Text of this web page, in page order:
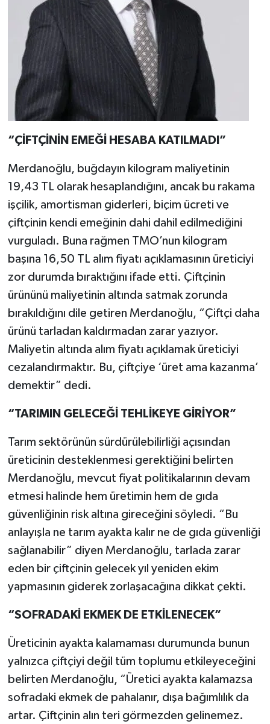
“ÇİFTÇİNİN EMEĞİ HESABA KATILMADI”
Merdanoğlu, buğdayın kilogram maliyetinin
19,43 TL olarak hesaplandığını, ancak bu rakama
işçilik, amortisman giderleri, biçim ücreti ve
çiftçinin kendi emeğinin dahi dahil edilmediğini
vurguladı. Buna rağmen TMO’nun kilogram
başına 16,50 TL alım fiyatı açıklamasının üreticiyi
zor durumda bıraktığını ifade etti. Çiftçinin
ürününü maliyetinin altında satmak zorunda
bırakıldığını dile getiren Merdanoğlu, “Çiftçi daha
ürünü tarladan kaldırmadan zarar yazıyor.
Maliyetin altında alım fiyatı açıklamak üreticiyi
cezalandırmaktır. Bu, çiftçiye ‘üret ama kazanma’
demektir” dedi.
“TARIMIN GELECEĞİ TEHLİKEYE GİRİYOR”
Tarım sektörünün sürdürülebilirliği açısından
üreticinin desteklenmesi gerektiğini belirten
Merdanoğlu, mevcut fiyat politikalarının devam
etmesi halinde hem üretimin hem de gıda
güvenliğinin risk altına gireceğini söyledi. “Bu
anlayışla ne tarım ayakta kalır ne de gıda güvenliği
sağlanabilir” diyen Merdanoğlu, tarlada zarar
eden bir çiftçinin gelecek yıl yeniden ekim
yapmasının giderek zorlaşacağına dikkat çekti.
“SOFRADAKİ EKMEK DE ETKİLENECEK”
Üreticinin ayakta kalamaması durumunda bunun
yalnızca çiftçiyi değil tüm toplumu etkileyeceğini
belirten Merdanoğlu, “Üretici ayakta kalamazsa
sofradaki ekmek de pahalanır, dışa bağımlılık da
artar. Çiftçinin alın teri görmezden gelinemez.